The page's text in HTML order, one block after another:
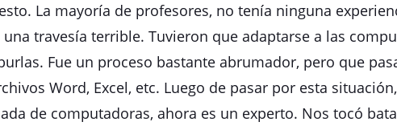
La mayoría de profesores, no tenía ninguna
una travesía terrible. Tuvieron que adaptarse a las
Fue un proceso bastante abrumador, pero que
Word, Excel, etc. Luego de pasar por esta
de computadoras, ahora es un experto. Nos tocó